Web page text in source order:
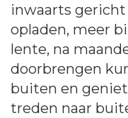
inwaarts
opladen, meer
lente, na
doorbrengen
buiten en
treden naar